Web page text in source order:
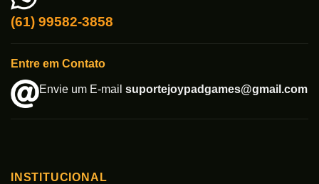
(61) 99582-3858
Entre em Contato
Envie um E-mail suportejoypadgames@gmail.com
INSTITUCIONAL